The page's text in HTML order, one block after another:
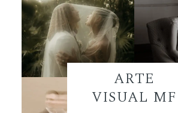
ARTE
VISUAL MF